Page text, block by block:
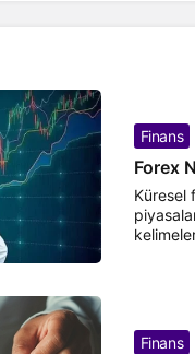
Finans
Forex
Küresel
Finans